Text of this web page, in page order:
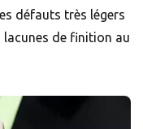
défauts très légers
de finition au